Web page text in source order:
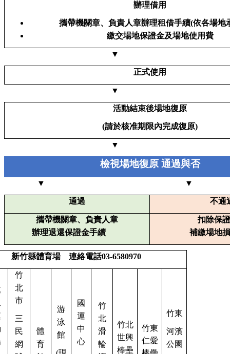
辦理借用
攜帶機關章、負責人章辦理租借手續(依各場地
繳交場地保證金及場地使用費
▼
正式使用
▼
活動結束後場地復原
(請於核准期限內完成復原)
▼
檢視場地復原 通過與否
▼ ▼
通過 不通
攜帶機關章、負責人章
辦理退還保證金手續
扣除保
補繳場地
新竹縣體育場 連絡電話03-6580970
竹
北
市
三
民
網
體
育
游
泳
館
國
運
中
心
竹
北
滑
輪
竹北
世興
棒壘
竹東
仁愛
竹東
河濱
公園